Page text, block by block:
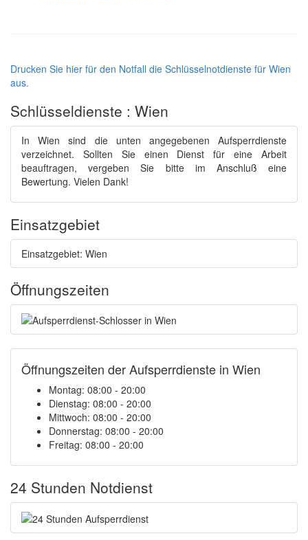
Drucken Sie hier für den Notfall die Schlüsselnotdienste für Wien
aus.
Schlüsseldienste : Wien
In Wien sind die unten angegebenen Aufsperrdienste
verzeichnet. Sollten Sie einen Dienst für eine Arbeit
beauftragen, vergeben Sie bitte im Anschluß eine
Bewertung. Vielen Dank!
Einsatzgebiet
Einsatzgebiet: Wien
Öffnungszeiten
Öffnungszeiten der Aufsperrdienste in Wien
Montag: 08:00 - 20:00
Dienstag: 08:00 - 20:00
Mittwoch: 08:00 - 20:00
Donnerstag: 08:00 - 20:00
Freitag: 08:00 - 20:00
24 Stunden Notdienst